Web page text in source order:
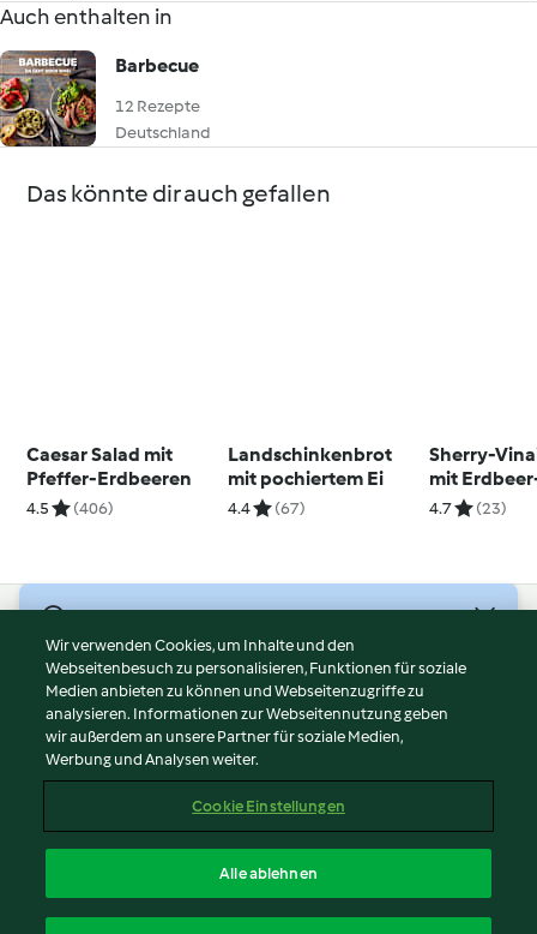
Auch enthalten in
Barbecue
12 Rezepte
Deutschland
Das könnte dir auch gefallen
Caesar Salad mit
Pfeffer-Erdbeeren
4.5 (406)
Landschinkenbrot
mit pochiertem Ei
4.4 (67)
Sherry-
mit
4.7 (23)
Nutzungsbedingungen
Datenschutzrichtlinien
Disclaimer
Impressum
Inhalt melden
Erklärung zur Barrierefreiheit
Wir verwenden Cookies, um Inhalte und den
Webseitenbesuch zu personalisieren, Funktionen für soziale
Medien anbieten zu können und Webseitenzugriffe zu
analysieren. Informationen zur Webseitennutzung geben
wir außerdem an unsere Partner für soziale Medien,
Werbung und Analysen weiter.
Cookie Einstellungen
Alle ablehnen